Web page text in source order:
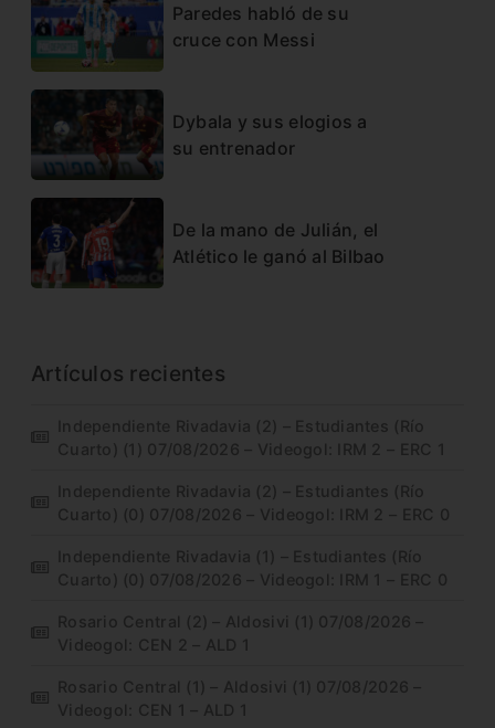
Paredes habló de su
cruce con Messi
Dybala y sus elogios a
su entrenador
De la mano de Julián, el
Atlético le ganó al Bilbao
Artículos recientes
Independiente Rivadavia (2) – Estudiantes (Río
Cuarto) (1) 07/08/2026 – Videogol: IRM 2 – ERC 1
Independiente Rivadavia (2) – Estudiantes (Río
Cuarto) (0) 07/08/2026 – Videogol: IRM 2 – ERC 0
Independiente Rivadavia (1) – Estudiantes (Río
Cuarto) (0) 07/08/2026 – Videogol: IRM 1 – ERC 0
Rosario Central (2) – Aldosivi (1) 07/08/2026 –
Videogol: CEN 2 – ALD 1
Rosario Central (1) – Aldosivi (1) 07/08/2026 –
Videogol: CEN 1 – ALD 1